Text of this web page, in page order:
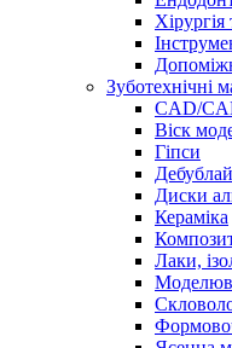
Зуботехнічні
CAD/
Віск
Гіпси
Диски
Кераміка
Лаки,